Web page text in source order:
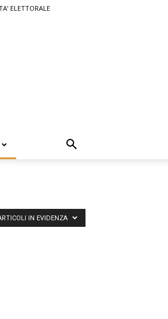
ELETTORALE
IN EVIDENZA